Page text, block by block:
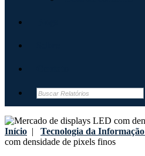
Início | Tecnologia da Informação
com densidade de pixels finos